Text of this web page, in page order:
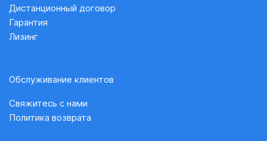
Дистанционный договор
Гарантия
Лизинг
Обслуживание клиентов
Свяжитесь с нами
Политика возврата